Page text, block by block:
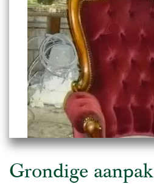
Grondige aanpak